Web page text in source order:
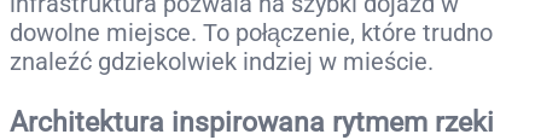
dowolne miejsce. To połączenie, które trudno
znaleźć gdziekolwiek indziej w mieście.
Architektura inspirowana rytmem rzeki